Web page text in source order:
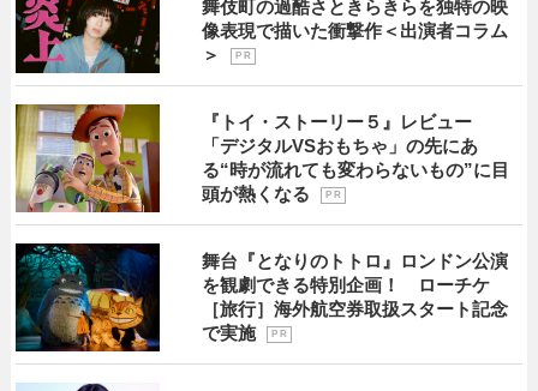
舞伎町の過酷さときらきらを独特の映
像表現で描いた衝撃作＜出演者コラム
＞
P R
『トイ・ストーリー５』レビュー
「デジタルVSおもちゃ」の先にあ
る“時が流れても変わらないもの”に目
頭が熱くなる
P R
舞台『となりのトトロ』ロンドン公演
を観劇できる特別企画！ ローチケ
［旅行］海外航空券取扱スタート記念
で実施
P R